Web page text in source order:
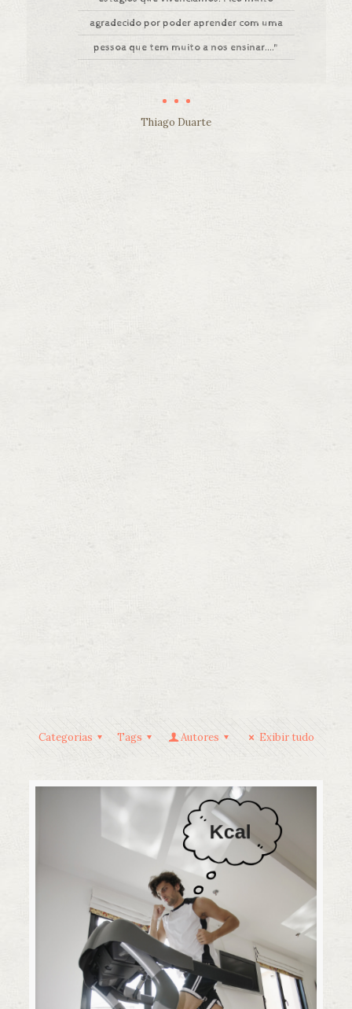
agradecido por poder aprender com uma
pessoa que tem muito a nos ensinar...."
Thiago Duarte
Categorias Tags Autores Exibir tudo